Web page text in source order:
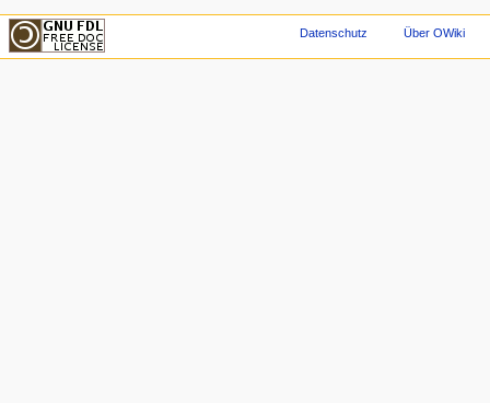
Datenschutz Über OWiki